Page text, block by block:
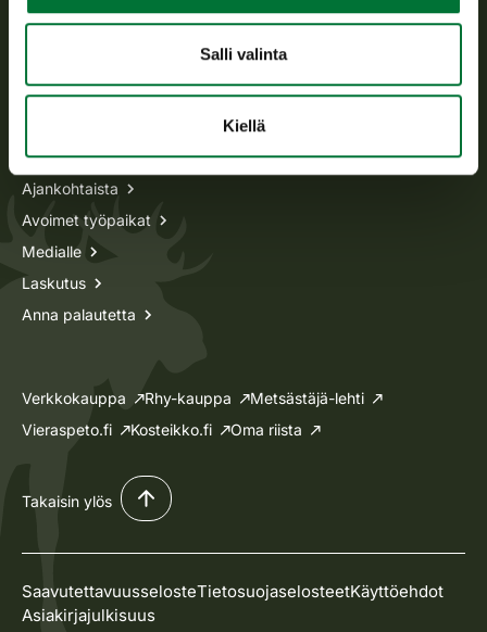
Salli valinta
Kiellä
Metsästyskortti-asiat
Ajankohtaista
Avoimet työpaikat
Medialle
Laskutus
Anna palautetta
Verkkokauppa Rhy-kauppa
Metsästäjä-lehti
Vieraspeto.fi
Kosteikko.fi Oma riista
Takaisin ylös
SaavutettavuusselosteTietosuojaselosteetKäyttöehdot
Asiakirjajulkisuus